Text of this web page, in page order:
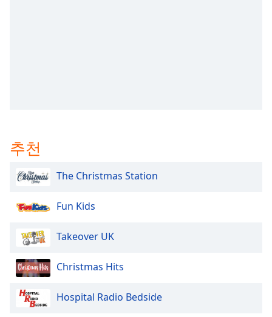
Picture
Fullscreen
This
modal
dialog
window.
Escape
추천
The Christmas Station
Fun Kids
Takeover UK
Christmas Hits
Hospital Radio Bedside